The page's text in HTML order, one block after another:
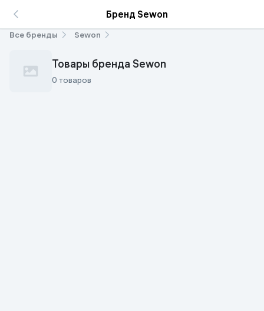
Бренд Sewon
Все бренды Sewon
Товары бренда Sewon
0 товаров